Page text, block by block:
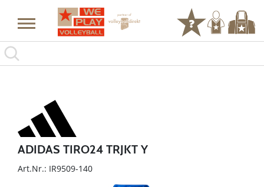
ADIDAS TIRO24 TRJKT Y
Art.Nr.: IR9509-140